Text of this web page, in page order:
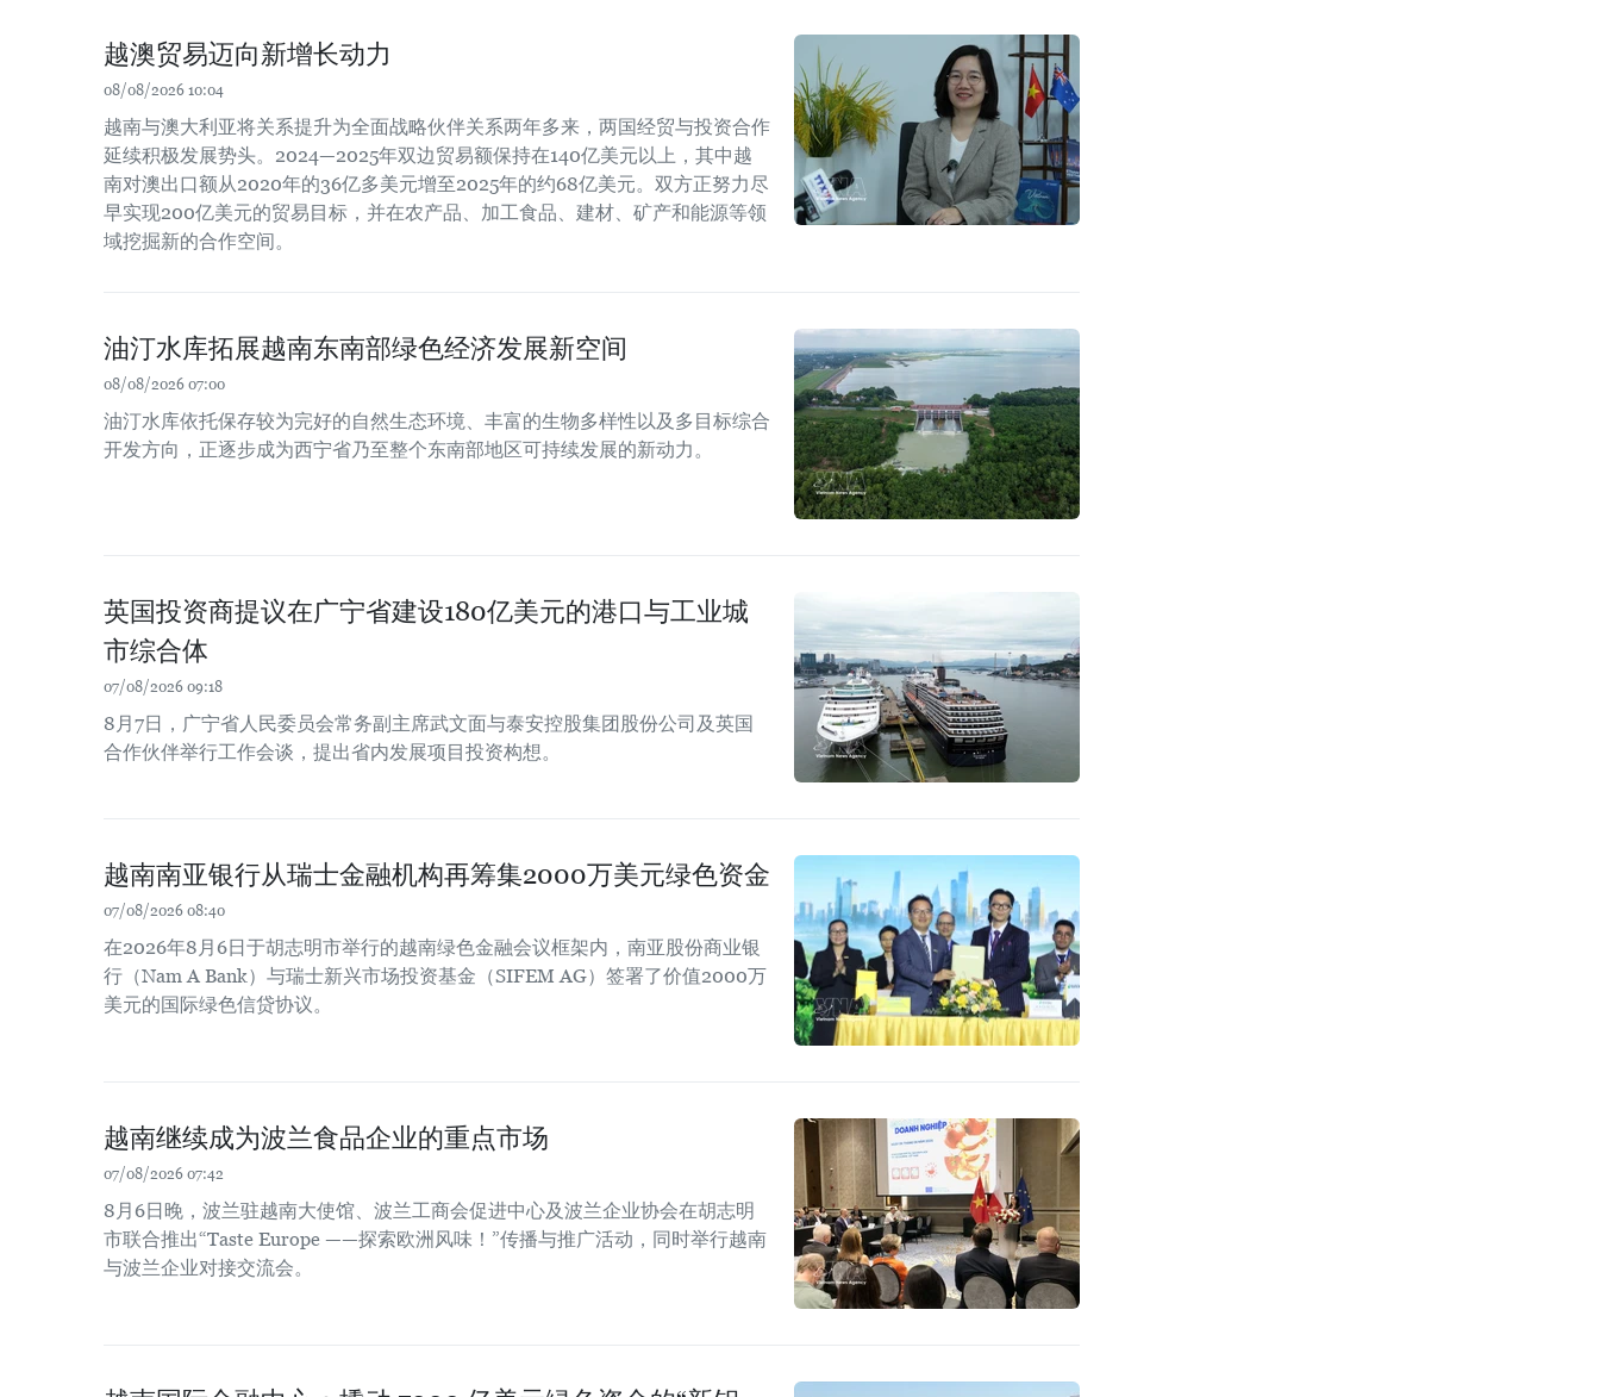
越澳贸易迈向新增长动力
08/08/2026 10:04
越南与澳大利亚将关系提升为全面战略伙伴关系两年多来，两国经贸与投资合作
延续积极发展势头。2024—2025年双边贸易额保持在140亿美元以上，其中越
南对澳出口额从2020年的36亿多美元增至2025年的约68亿美元。双方正努力尽
早实现200亿美元的贸易目标，并在农产品、加工食品、建材、矿产和能源等领
域挖掘新的合作空间。
油汀水库拓展越南东南部绿色经济发展新空间
08/08/2026 07:00
油汀水库依托保存较为完好的自然生态环境、丰富的生物多样性以及多目标综合
开发方向，正逐步成为西宁省乃至整个东南部地区可持续发展的新动力。
英国投资商提议在广宁省建设180亿美元的港口与工业城
市综合体
07/08/2026 09:18
8月7日，广宁省人民委员会常务副主席武文面与泰安控股集团股份公司及英国
合作伙伴举行工作会谈，提出省内发展项目投资构想。
越南南亚银行从瑞士金融机构再筹集2000万美元绿色资金
07/08/2026 08:40
在2026年8月6日于胡志明市举行的越南绿色金融会议框架内，南亚股份商业银
行（Nam A Bank）与瑞士新兴市场投资基金（SIFEM AG）签署了价值2000万
美元的国际绿色信贷协议。
越南继续成为波兰食品企业的重点市场
07/08/2026 07:42
8月6日晚，波兰驻越南大使馆、波兰工商会促进中心及波兰企业协会在胡志明
市联合推出“Taste Europe ——探索欧洲风味！”传播与推广活动，同时举行越南
与波兰企业对接交流会。